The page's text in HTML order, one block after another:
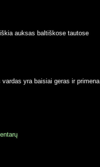
auksas baltiškose tautose
vardas yra baisiai geras ir primena